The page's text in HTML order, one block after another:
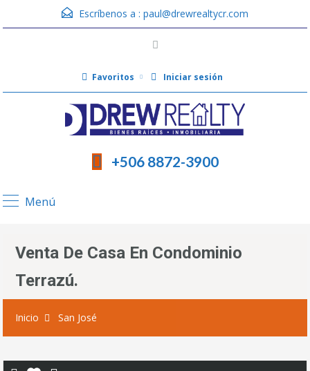
Escríbenos a : paul@drewrealtycr.com
Favoritos Iniciar sesión
+506 8872-3900
Menú
Venta De Casa En Condominio
Terrazú.
Inicio San José